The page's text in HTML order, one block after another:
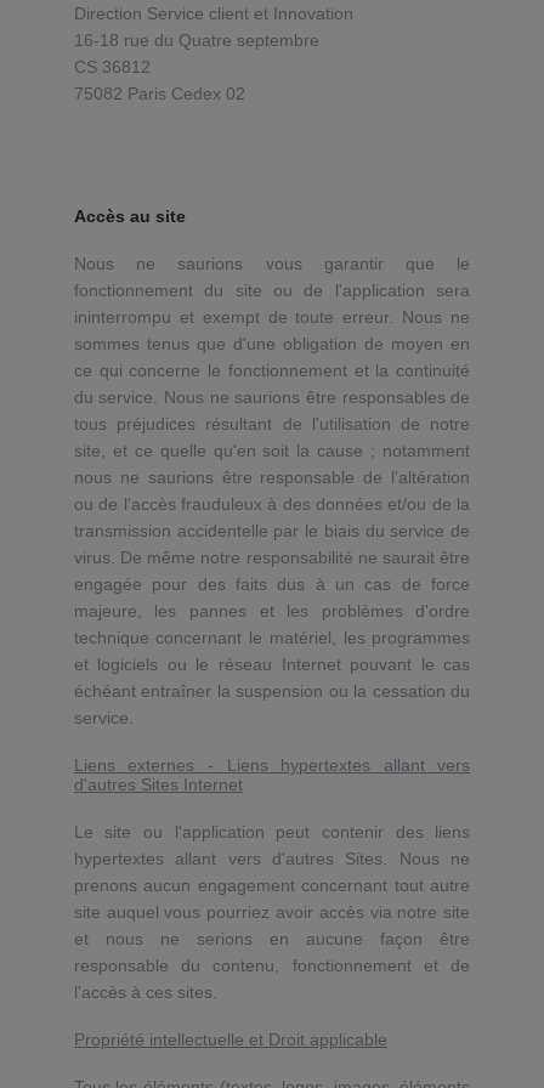
Direction Service client et Innovation
16-18 rue du Quatre septembre
CS 36812
75082 Paris Cedex 02
Accès au site
Nous ne saurions vous garantir que le
fonctionnement du site ou de l'application sera
ininterrompu et exempt de toute erreur. Nous ne
sommes tenus que d'une obligation de moyen en
ce qui concerne le fonctionnement et la continuité
du service. Nous ne saurions être responsables de
tous préjudices résultant de l'utilisation de notre
site, et ce quelle qu'en soit la cause ; notamment
nous ne saurions être responsable de l'altération
ou de l'accès frauduleux à des données et/ou de la
transmission accidentelle par le biais du service de
virus. De même notre responsabilité ne saurait être
engagée pour des faits dus à un cas de force
majeure, les pannes et les problèmes d'ordre
technique concernant le matériel, les programmes
et logiciels ou le réseau Internet pouvant le cas
échéant entraîner la suspension ou la cessation du
service.
Liens externes - Liens hypertextes allant vers
d'autres Sites Internet
Le site ou l'application peut contenir des liens
hypertextes allant vers d'autres Sites. Nous ne
prenons aucun engagement concernant tout autre
site auquel vous pourriez avoir accès via notre site
et nous ne serions en aucune façon être
responsable du contenu, fonctionnement et de
l'accès à ces sites.
Propriété intellectuelle et Droit applicable